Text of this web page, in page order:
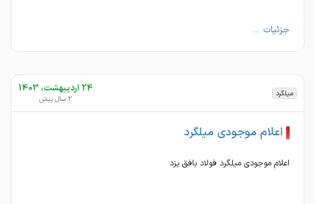
جزئیات ...
میلگرد 24 اردیبهشت، 1403
2 سال پیش
اعلام موجودی میلگرد
اعلام موجودی میلگرد فولاد بافق یزد